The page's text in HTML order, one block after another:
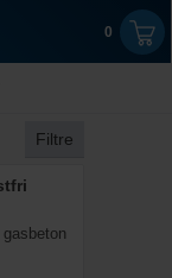
0
Filtre